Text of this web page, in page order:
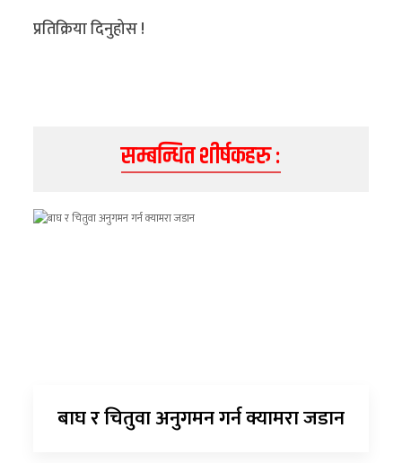
भिडियो
प्रतिक्रिया दिनुहोस !
सम्बन्धित शीर्षकहरु :
बाघ र चितुवा अनुगमन गर्न क्यामरा जडान